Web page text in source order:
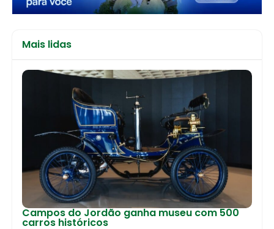
Mais lidas
Campos do Jordão ganha museu com 500
carros históricos